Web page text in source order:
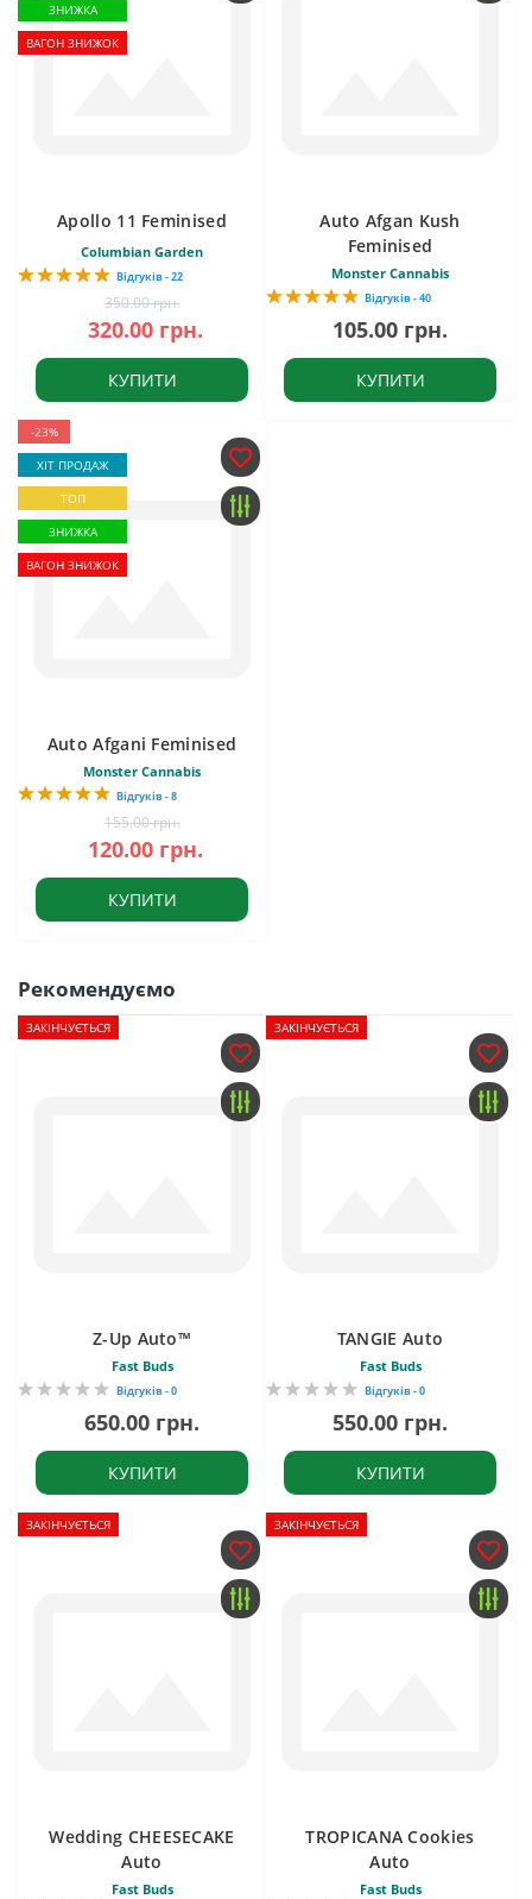
ЗНИЖКА
ВАГОН ЗНИЖОК
Apollo 11 Feminised
Columbian Garden
Відгуків - 22
350.00 грн.
320.00 грн.
КУПИТИ
Auto Afgan Kush
Feminised
Monster Cannabis
Відгуків - 40
105.00 грн.
КУПИТИ
-23%
ХІТ ПРОДАЖ
ТОП
ЗНИЖКА
ВАГОН ЗНИЖОК
Auto Afgani Feminised
Monster Cannabis
Відгуків - 8
155.00 грн.
120.00 грн.
КУПИТИ
Рекомендуємо
ЗАКІНЧУЄТЬСЯ
Z-Up Auto™
Fast Buds
Відгуків - 0
650.00 грн.
КУПИТИ
ЗАКІНЧУЄТЬСЯ
TANGIE Auto
Fast Buds
Відгуків - 0
550.00 грн.
КУПИТИ
ЗАКІНЧУЄТЬСЯ
Wedding CHEESECAKE
Auto
Fast Buds
ЗАКІНЧУЄТЬСЯ
TROPICANA Cookies
Auto
Fast Buds